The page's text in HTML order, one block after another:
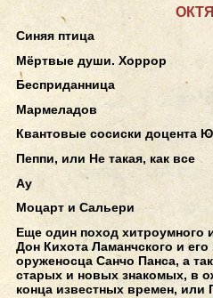
Синяя птица
Мёртвые души. Хоррор
Бесприданница
Мармеладов
Квантовые сосиски доцента
Пеппи, или Не такая, как все
Ау
Моцарт и Сальери
Еще один поход хитроумного
Дон Кихота Ламанчского и его
оруженосца Санчо Панса, а
старых и новых знакомых, в
конца известных времен, или